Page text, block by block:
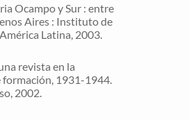
Ocampo y Sur : entre
Aires : Instituto de
Latina, 2003.
revista en la
1931-1944.
2002.